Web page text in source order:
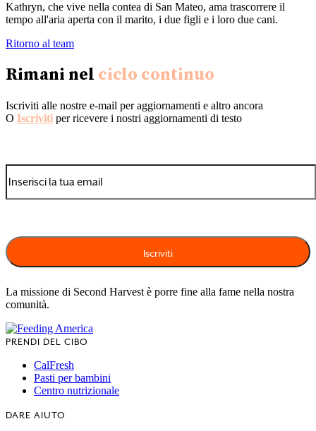
Kathryn, che vive nella contea di San Mateo, ama trascorrere il
tempo all'aria aperta con il marito, i due figli e i loro due cani.
Ritorno al team
Rimani nel ciclo continuo
Iscriviti alle nostre e-mail per aggiornamenti e altro ancora
O Iscriviti per ricevere i nostri aggiornamenti di testo
La missione di Second Harvest è porre fine alla fame nella nostra
comunità.
PRENDI DEL CIBO
CalFresh
Pasti per bambini
Centro nutrizionale
DARE AIUTO